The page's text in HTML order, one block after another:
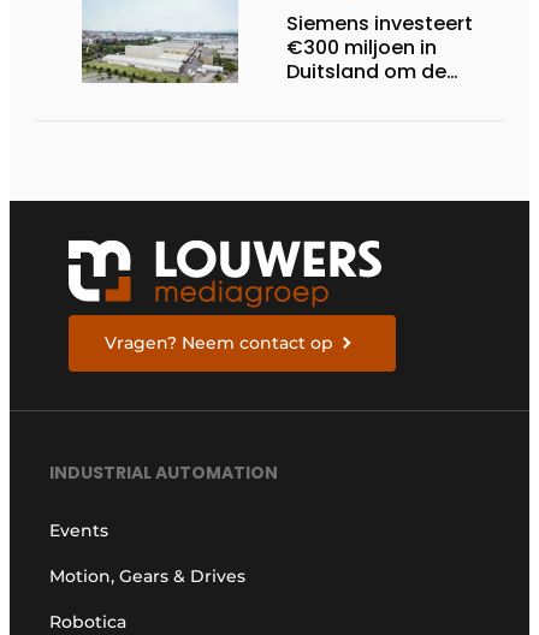
Siemens investeert
€300 miljoen in
Duitsland om de
Vragen? Neem contact op
INDUSTRIAL AUTOMATION
Events
Motion, Gears & Drives
Robotica